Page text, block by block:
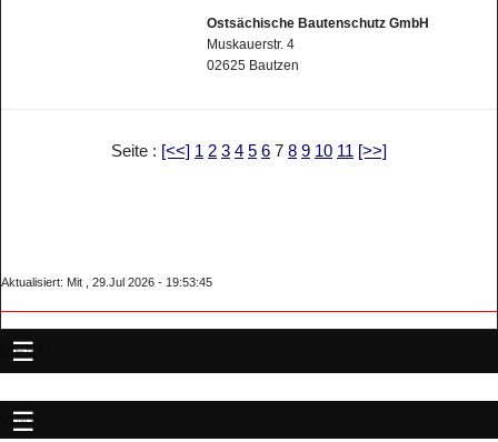
Ostsächische Bautenschutz GmbH
Muskauerstr. 4
02625 Bautzen
Seite : [<<] 1 2 3 4 5 6 7 8 9 10 11 [>>]
Aktualisiert: Mit , 29.Jul 2026 - 19:53:45
MENU
MENU